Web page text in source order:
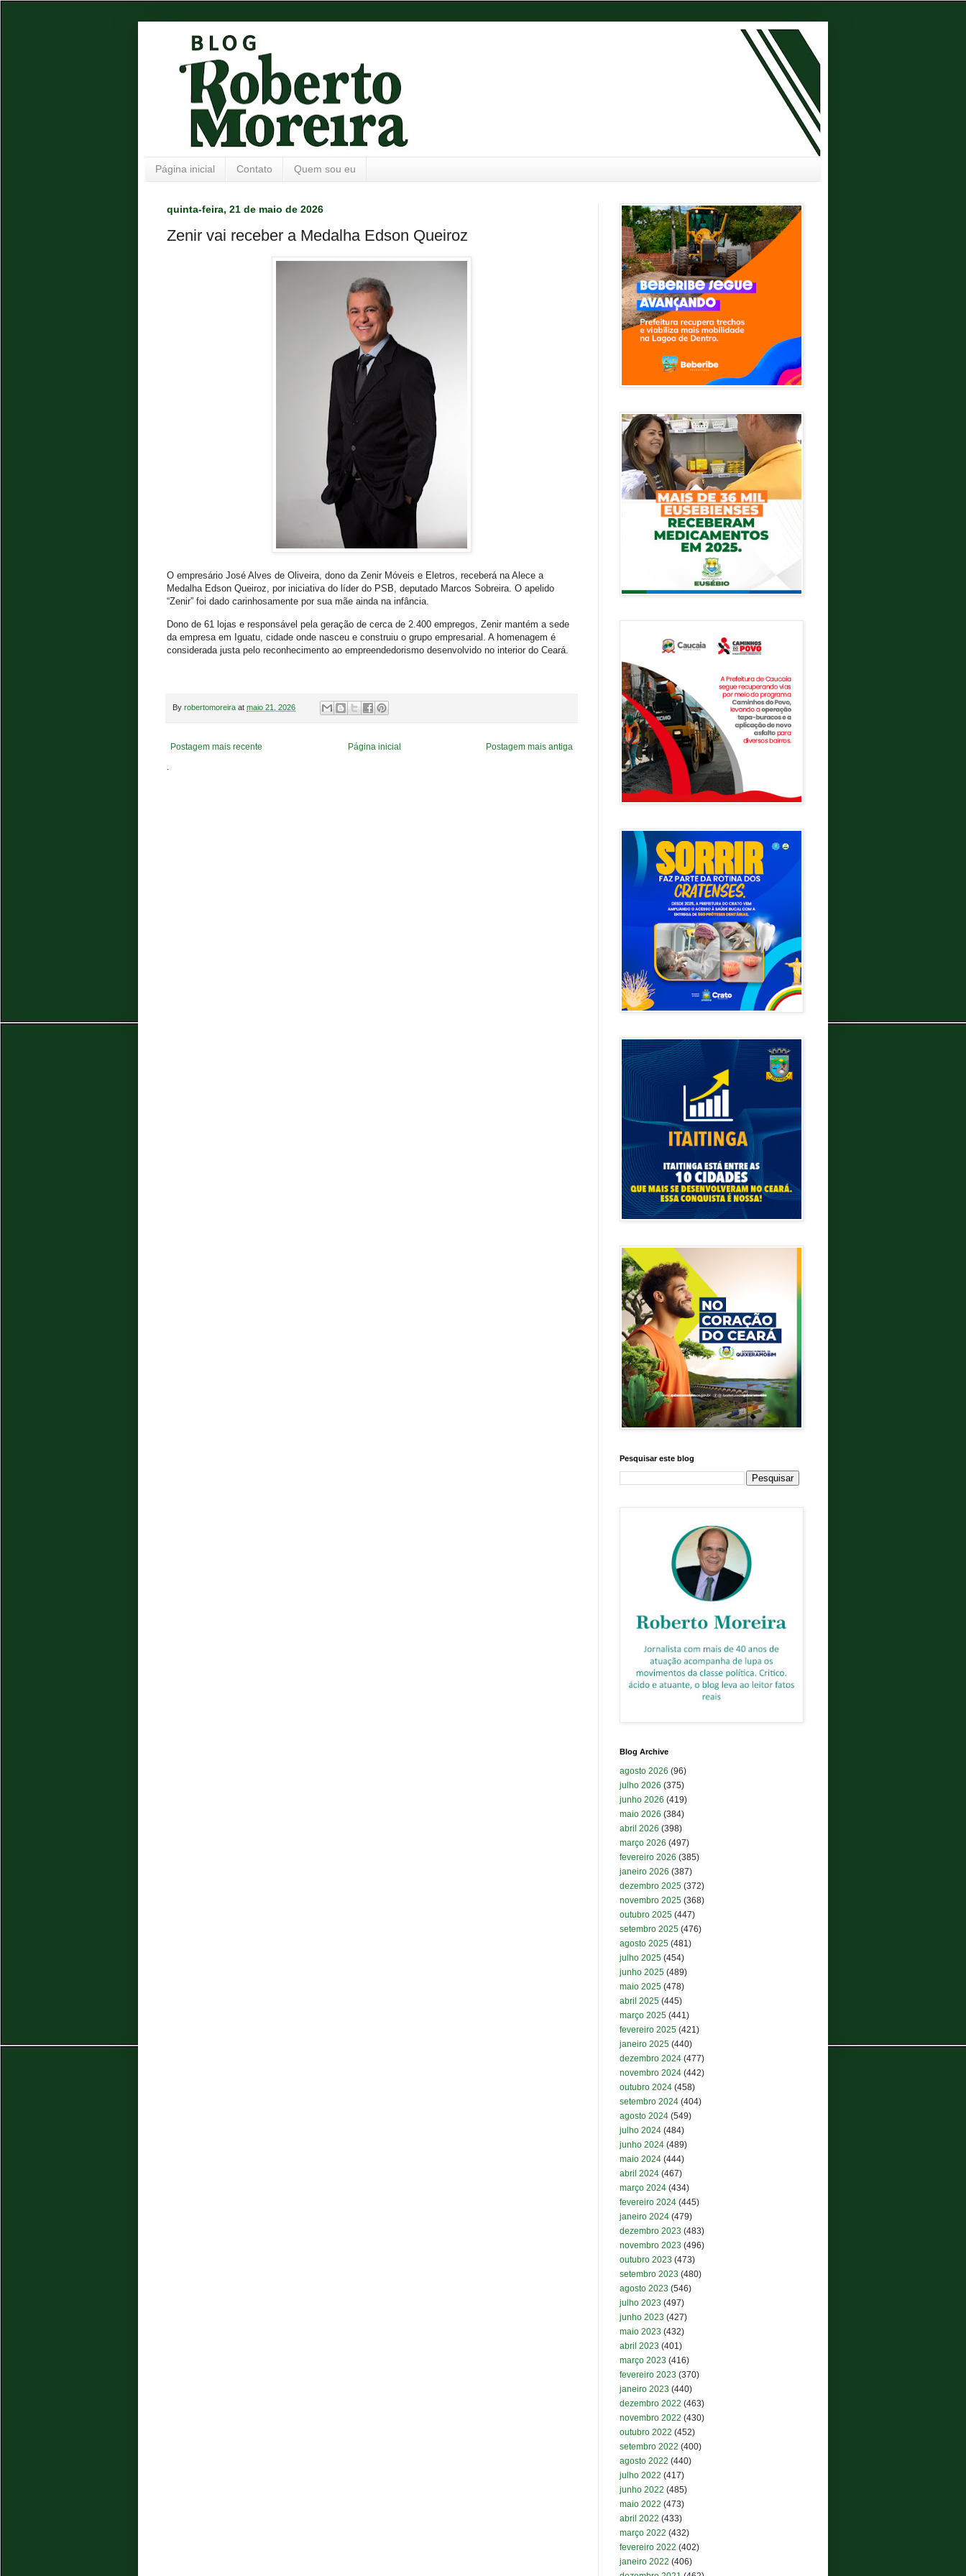
Página inicial Contato Quem sou eu
quinta-feira, 21 de maio de 2026
Zenir vai receber a Medalha Edson Queiroz
O empresário José Alves de Oliveira, dono da Zenir Móveis e Eletros, receberá na Alece a
Medalha Edson Queiroz, por iniciativa do líder do PSB, deputado Marcos Sobreira. O apelido
“Zenir” foi dado carinhosamente por sua mãe ainda na infância.
Dono de 61 lojas e responsável pela geração de cerca de 2.400 empregos, Zenir mantém a sede
da empresa em Iguatu, cidade onde nasceu e construiu o grupo empresarial. A homenagem é
considerada justa pelo reconhecimento ao empreendedorismo desenvolvido no interior do Ceará.
By robertomoreira at maio 21, 2026
Postagem mais recente Postagem mais antiga
Página inicial
.
Pesquisar este blog
Blog Archive
agosto 2026 (96)
julho 2026 (375)
junho 2026 (419)
maio 2026 (384)
abril 2026 (398)
março 2026 (497)
fevereiro 2026 (385)
janeiro 2026 (387)
dezembro 2025 (372)
novembro 2025 (368)
outubro 2025 (447)
setembro 2025 (476)
agosto 2025 (481)
julho 2025 (454)
junho 2025 (489)
maio 2025 (478)
abril 2025 (445)
março 2025 (441)
fevereiro 2025 (421)
janeiro 2025 (440)
dezembro 2024 (477)
novembro 2024 (442)
outubro 2024 (458)
setembro 2024 (404)
agosto 2024 (549)
julho 2024 (484)
junho 2024 (489)
maio 2024 (444)
abril 2024 (467)
março 2024 (434)
fevereiro 2024 (445)
janeiro 2024 (479)
dezembro 2023 (483)
novembro 2023 (496)
outubro 2023 (473)
setembro 2023 (480)
agosto 2023 (546)
julho 2023 (497)
junho 2023 (427)
maio 2023 (432)
abril 2023 (401)
março 2023 (416)
fevereiro 2023 (370)
janeiro 2023 (440)
dezembro 2022 (463)
novembro 2022 (430)
outubro 2022 (452)
setembro 2022 (400)
agosto 2022 (440)
julho 2022 (417)
junho 2022 (485)
maio 2022 (473)
abril 2022 (433)
março 2022 (432)
fevereiro 2022 (402)
janeiro 2022 (406)